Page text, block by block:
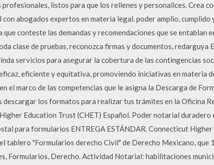
listos para que los rellenes y personalices. Crea
abogados expertos en materia legal. poder amplio, cumplido
conteste las demandas y recomendaciones que se entablan
clase de pruebas, reconozca firmas y documentos, redarguya
servicios para asegurar la cobertura de las contingencias
eficiente y equitativa, promoviendo iniciativas en materia
el marco de las competencias que le asigna la Descarga de
los formatos para realizar tus trámites en la Oficina
Education Trust (CHET) Español. Poder notarial duradero
para formularios ENTREGA ESTÁNDAR. Connecticut
"Formularios derecho Civil" de Derecho Mexicano, que
Formularios, Derecho. Actividad Notarial: habilitaciones